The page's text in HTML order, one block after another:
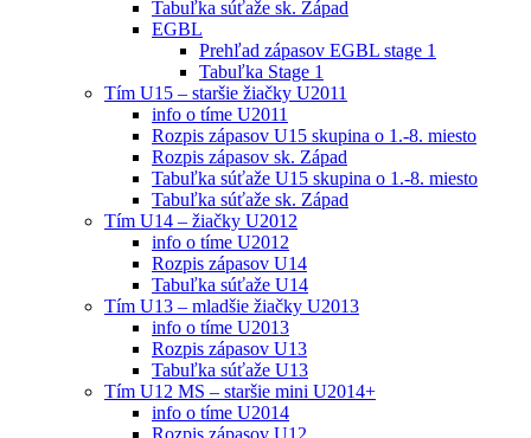
Tabuľka súťaže sk. Západ
EGBL
Prehľad zápasov EGBL stage 1
Tabuľka Stage 1
Tím U15 – staršie žiačky U2011
info o tíme U2011
Rozpis zápasov U15 skupina o 1.-8. miesto
Rozpis zápasov sk. Západ
Tabuľka súťaže U15 skupina o 1.-8. miesto
Tabuľka súťaže sk. Západ
Tím U14 – žiačky U2012
info o tíme U2012
Rozpis zápasov U14
Tabuľka súťaže U14
Tím U13 – mladšie žiačky U2013
info o tíme U2013
Rozpis zápasov U13
Tabuľka súťaže U13
Tím U12 MS – staršie mini U2014+
info o tíme U2014
Rozpis zápasov U12